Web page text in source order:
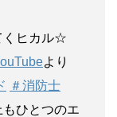
くヒカル☆
より
＃消防士
ひとつのエ